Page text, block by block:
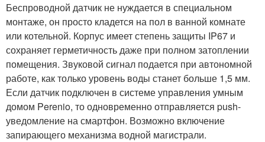
Беспроводной датчик не нуждается в специальном
монтаже, он просто кладется на пол в ванной комнате
или котельной. Корпус имеет степень защиты IP67 и
сохраняет герметичность даже при полном затоплении
помещения. Звуковой сигнал подается при автономной
работе, как только уровень воды станет больше 1,5 мм.
Если датчик подключен в системе управления умным
домом Perenio, то одновременно отправляется push-
уведомление на смартфон. Возможно включение
запирающего механизма водной магистрали.